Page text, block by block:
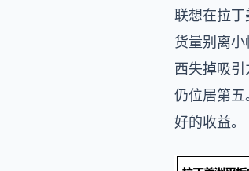
联想在拉
货量别离
西失掉吸
仍位居第
好的收益。